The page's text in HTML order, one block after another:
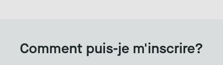
Comment puis-je m'inscrire?